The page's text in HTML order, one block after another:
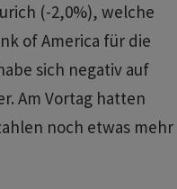
(-2,0%), welche
of America für die
sich negativ auf
Am Vortag hatten
noch etwas mehr